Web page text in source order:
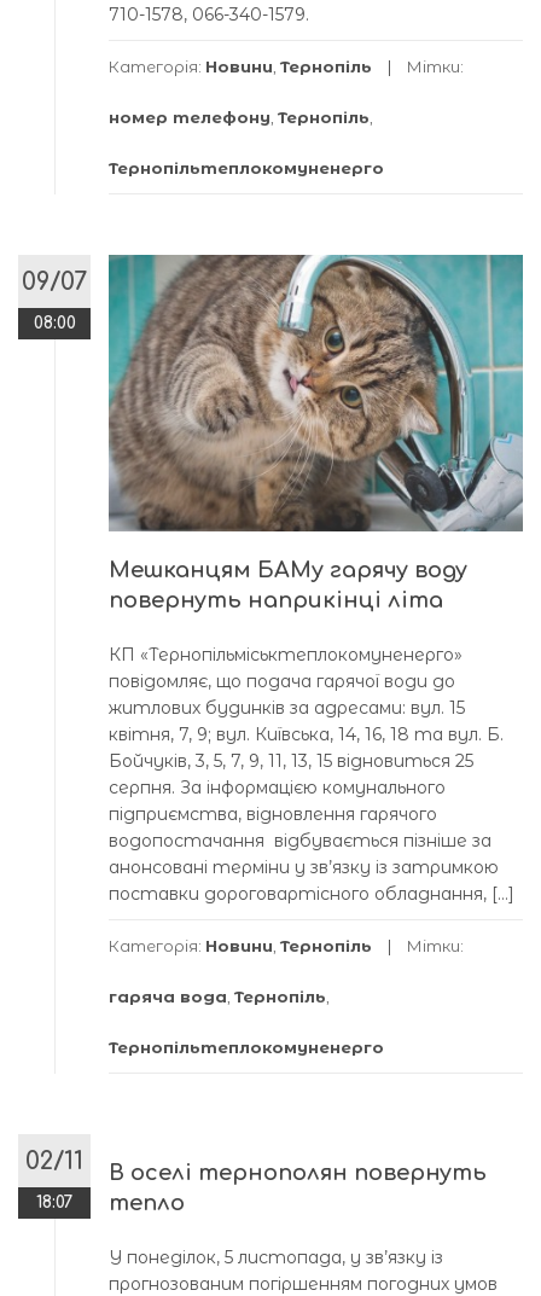
710-1578, 066-340-1579.
Категорія: Новини Тернопіль Мітки:
номер телефону Тернопіль
Тернопільтеплокомуненерго
09/07
08:00
Мешканцям БАМу гарячу воду
повернуть наприкінці літа
КП «Тернопільміськтеплокомуненерго»
повідомляє, що подача гарячої води до
житлових будинків за адресами: вул. 15
квітня, 7, 9; вул. Київська, 14, 16, 18 та вул. Б.
Бойчуків, 3, 5, 7, 9, 11, 13, 15 відновиться 25
серпня. За інформацією комунального
підприємства, відновлення гарячого
водопостачання відбувається пізніше за
анонсовані терміни у зв’язку із затримкою
поставки дороговартісного обладнання, […]
Категорія: Новини Тернопіль Мітки:
гаряча вода Тернопіль
Тернопільтеплокомуненерго
02/11
18:07
В оселі тернополян повернуть
тепло
У понеділок, 5 листопада, у зв’язку із
прогнозованим погіршенням погодних умов